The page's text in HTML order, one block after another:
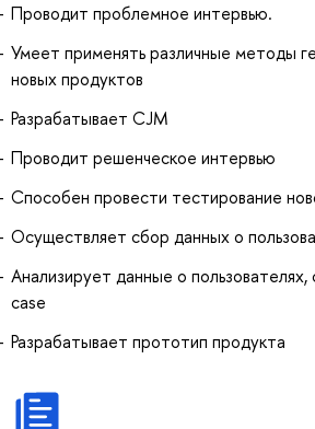
Проводит проблемное интервью.
Умеет применять различные методы
новых продуктов
Разрабатывает CJM
Проводит решенческое интервью
Способен провести тестирование
Осуществляет сбор данных о
Анализирует данные о
case
Разрабатывает прототип продукта